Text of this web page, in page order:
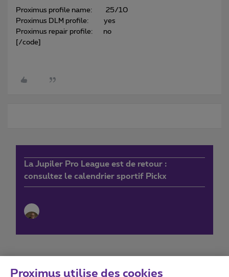
Proximus profile name: 25/10
Proximus DLM profile: yes
Proximus repair profile: no
[/code]
La Jupiler Pro League est de retour :
consultez le calendrier sportif Pickx
Proximus utilise des cookies